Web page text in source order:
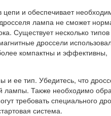
цепи и обеспечивает
лампа не сможет
Существует несколько типов
дроссели
компактны и эффективны,
ее тип. Убедитесь, что
лампы. Также необходимо
требовать специального
система.